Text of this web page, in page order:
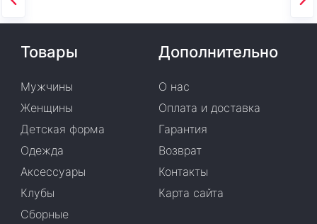
Товары
Мужчины
Женщины
Детская форма
Одежда
Аксессуары
Клубы
Сборные
Дополнительно
О нас
Оплата и доставка
Гарантия
Возврат
Контакты
Карта сайта